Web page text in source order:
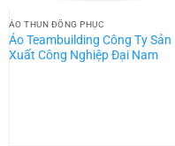
ÁO THUN ĐỒNG PHỤC
Áo Teambuilding Công Ty Sản
Xuất Công Nghiệp Đại Nam